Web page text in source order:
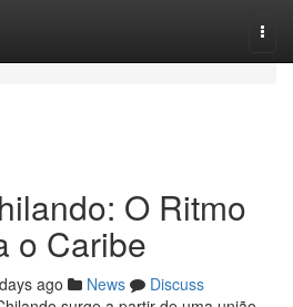
O Ritmo
o Caribe
ago News
Discuss